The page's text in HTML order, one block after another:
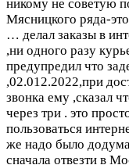
никому не советую
Мясницкого ряда-
… делал заказы в
,ни одного разу
предупредил что
,02.012.2022,при
звонка ему ,сказал
через три . это
пользоваться
же надо было
сначала отвезти в